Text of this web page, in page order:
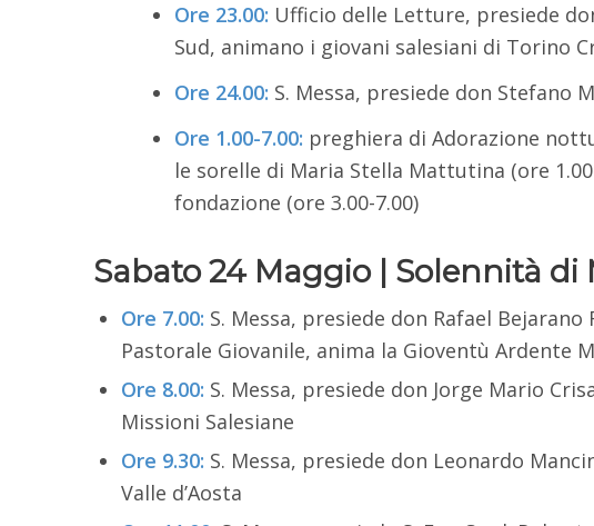
Ore 23.00: Ufficio delle Letture, presiede
Sud, animano i giovani salesiani di Torino
Ore 24.00: S. Messa, presiede don Stefano
Ore 1.00-7.00: preghiera di Adorazione
le sorelle di Maria Stella Mattutina (ore
fondazione (ore 3.00-7.00)
Sabato 24 Maggio | Solennità di
Ore 7.00: S. Messa, presiede don Rafael
Pastorale Giovanile, anima la Gioventù Ardente
Ore 8.00: S. Messa, presiede don Jorge Mario
Missioni Salesiane
Ore 9.30: S. Messa, presiede don Leonardo
Valle d’Aosta